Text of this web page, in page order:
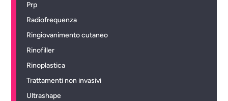
Prp
Radiofrequenza
Ringiovanimento cutaneo
Rinofiller
Rinoplastica
Trattamenti non invasivi
Ultrashape